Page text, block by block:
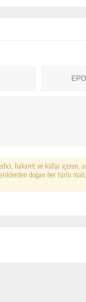
hakaret ve küfür içeren,
doğan her türlü